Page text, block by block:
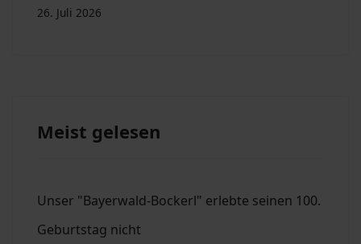
26. Juli 2026
Meist gelesen
Unser "Bayerwald-Bockerl" erlebte seinen 100.
Geburtstag nicht